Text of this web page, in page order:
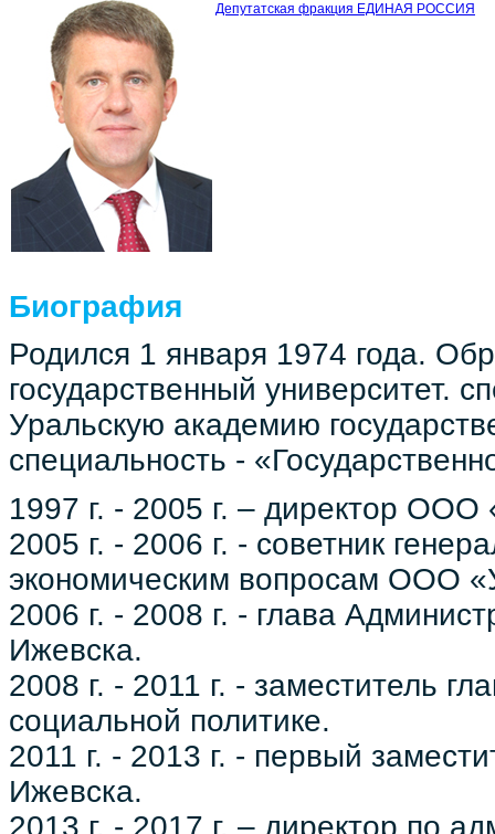
Депутатская фракция ЕДИНАЯ РОССИЯ
Биография
Родился 1 января 1974 года.
государственный университет.
Уральскую академию
специальность -
1997 г. - 2005 г. – директор
2005 г. - 2006 г. - советник
экономическим вопросам ООО
2006 г. - 2008 г. - глава
Ижевска.
2008 г. - 2011 г. - заместитель
социальной политике.
2011 г. - 2013 г. - первый
Ижевска.
2013 г. - 2017 г. – директор по